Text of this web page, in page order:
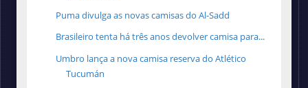
Puma divulga as novas camisas do Al-Sadd
Brasileiro tenta há três anos devolver camisa para...
Umbro lança a nova camisa reserva do Atlético
Tucumán